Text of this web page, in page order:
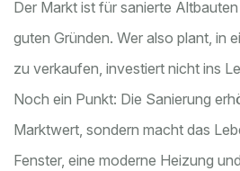
Der Markt ist für sanierte
guten Gründen. Wer also plant, in
zu verkaufen, investiert nicht ins
Noch ein Punkt: Die Sanierung
Marktwert, sondern macht das
Fenster, eine moderne Heizung